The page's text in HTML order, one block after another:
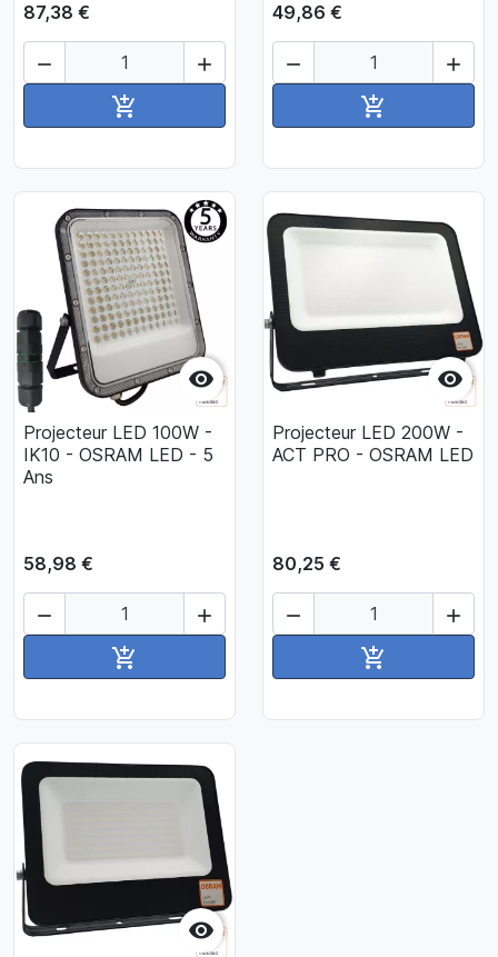
87,38 €
 

49,86 €
 


Projecteur LED 100W -
IK10 - OSRAM LED - 5
Ans
58,98 €
 


Projecteur LED 200W -
ACT PRO - OSRAM LED
80,25 €
 

